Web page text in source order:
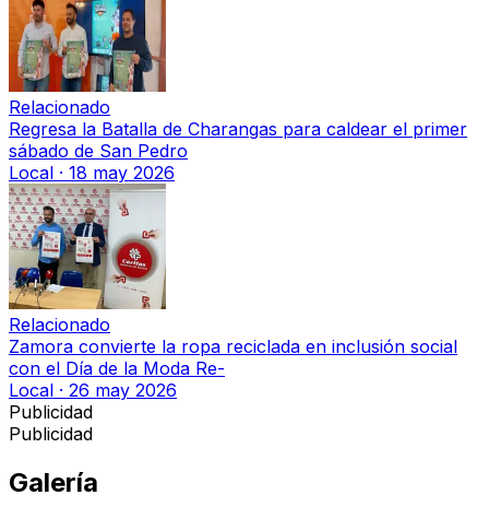
Relacionado
Regresa la Batalla de Charangas para caldear el primer
sábado de San Pedro
Local · 18 may 2026
Relacionado
Zamora convierte la ropa reciclada en inclusión social
con el Día de la Moda Re-
Local · 26 may 2026
Publicidad
Publicidad
Galería